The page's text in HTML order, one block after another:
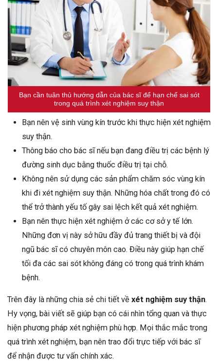
Bạn cần tuân thủ hướng dẫn của bác sĩ để hạn chế sai sót
trong quá trình xét nghiệm suy thận
Bạn nên vệ sinh vùng kín trước khi thực hiện xét nghiệm
suy thận.
Thông báo cho bác sĩ nếu bạn đang điều trị các bệnh lý
đường sinh dục bằng thuốc điều trị tại chỗ.
Không nên sử dụng các sản phẩm chăm sóc vùng kín
khi đi xét nghiệm suy thận. Những hóa chất trong đó có
thể trở thành yếu tố gây sai lệch kết quả xét nghiệm.
Bạn nên thực hiện xét nghiệm ở các cơ sở y tế lớn.
Những đơn vị này sở hữu đầy đủ trang thiết bị và đội
ngũ bác sĩ có chuyên môn cao. Điều này giúp hạn chế
tối đa các sai sót không đáng có trong quá trình khám
bệnh.
Trên đây là những chia sẻ chi tiết về xét nghiệm suy thận.
Hy vọng, bài viết sẽ giúp bạn có cái nhìn tổng quan và thực
hiện phương pháp xét nghiệm phù hợp. Mọi thắc mắc trong
quá trình xét nghiệm, bạn nên trao đổi trực tiếp với bác sĩ
để nhận được tư vấn chính xác.